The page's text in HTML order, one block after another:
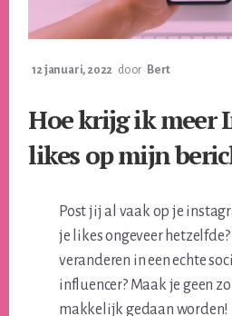
12 januari, 2022 door Bert
Hoe krijg ik meer
likes op mijn
Post jij al vaak op je
je likes ongeveer
veranderen in een echte
influencer? Maak je geen
makkelijk gedaan worden!